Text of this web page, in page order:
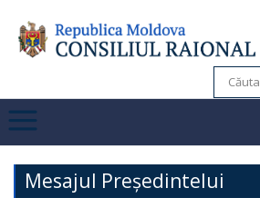
Mesajul Președintelui